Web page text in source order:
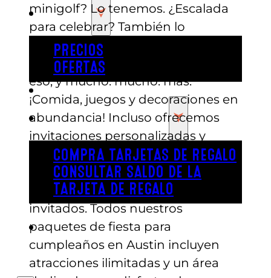
PRECIOS
PRECIOS
OFERTAS
COMPRAR ENTRADAS
TARJETAS DE REGALO
COMPRA TARJETAS DE REGALO
CONSULTAR SALDO DE LA
TARJETA DE REGALO
minigolf? Lo tenemos. ¿Escalada
para celebrar? También lo
tenemos. ¿Barcas chocones? Lo
has adivinado, también tenemos
eso, y mucho. mucho. más.
¡Comida, juegos y decoraciones en
abundancia! Incluso ofrecemos
invitaciones personalizadas y
anfitriones de fiesta que hacen
todo el trabajo mientras tú
disfrutas de tu fiesta y de tus
invitados. Todos nuestros
paquetes de fiesta para
cumpleaños en Austin incluyen
atracciones ilimitadas y un área